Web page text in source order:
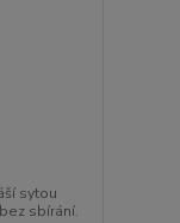
sytou
sbírání.